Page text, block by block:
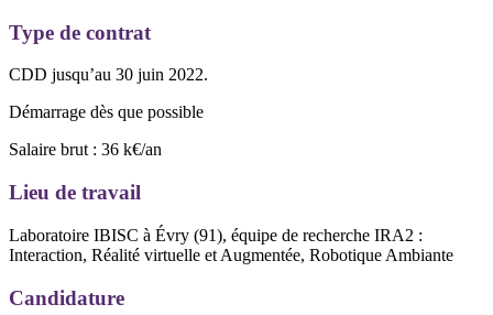
Type de contrat
CDD jusqu’au 30 juin 2022.
Démarrage dès que possible
Salaire brut : 36 k€/an
Lieu de travail
Laboratoire IBISC à Évry (91), équipe de recherche IRA2 :
Interaction, Réalité virtuelle et Augmentée, Robotique Ambiante
Candidature